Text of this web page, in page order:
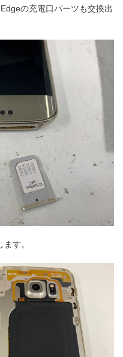
の充電口パーツも交換出
す。